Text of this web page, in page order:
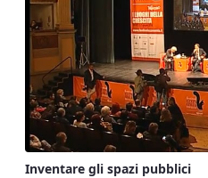
Inventare gli spazi pubblici